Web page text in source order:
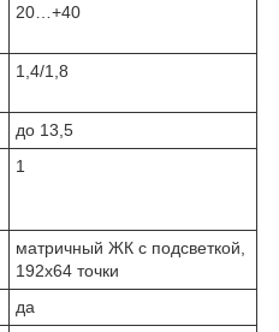
20…+40
1,4/1,8
до 13,5
1
матричный ЖК с подсветкой,
192х64 точки
да